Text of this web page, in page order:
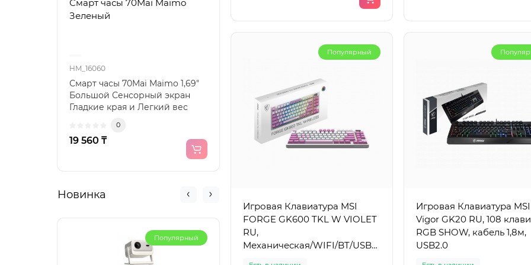
Смарт часы 70Mai Maimo
Зеленый
HM_16060
Смарт часы 70Mai Maimo 1,69"
Большой Сенсорный экран
Гладкие края и Легкий вес
0
19 560 ₸
Мобильный телефон TECNO
Смартфон TECNO Spark Go 1
Лучший пользовательский
опыт с TECNO Spark Смартфон
TECNO Spark Go 1 с ..
0
35 898 ₸
Ноутбук Huawei
Ноутбук Huawei MateBook
MendelF-W5651D /
16 ГБ / SSD 512 ГБ / Win 11
0
391 390 ₸
Новинка
Популярный
Популярный
Игровая Клавиатура MSI
FORGE GK600 TKL W VIOLET
RU,
Механическая/WIFI/BT/USB2.0/RGB/83кл./1.8м
Игровая Клавиатура MSI
Vigor GK20 RU, 108
RGB SHOW, кабель 1,8м,
USB2.0